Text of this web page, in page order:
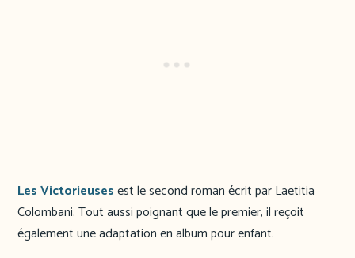
Les Victorieusesest le second roman écrit par Laetitia
Colombani. Tout aussi poignant que le premier, il reçoit
également une adaptation en album pour enfant.